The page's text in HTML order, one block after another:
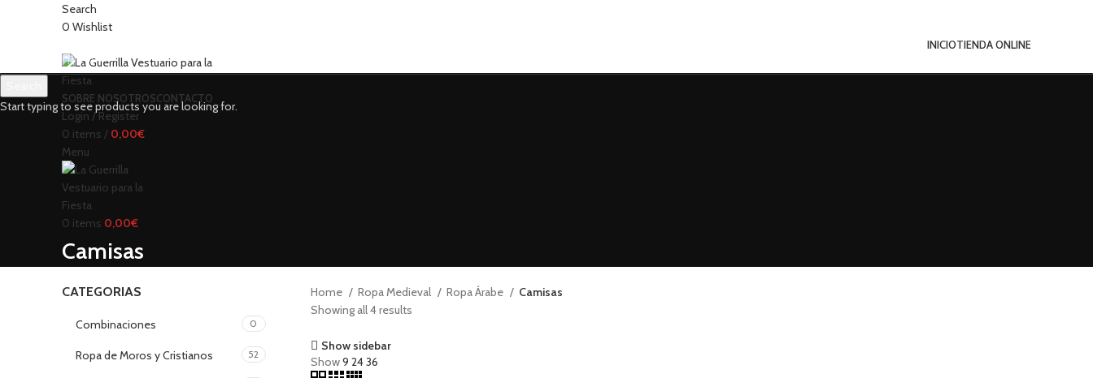
Search
0 Wishlist
INICIOTIENDA ONLINE
SOBRE NOSOTROSCONTACTO
Login / Register
0 items / 0,00€
Menu
0 items 0,00€
Camisas
CATEGORIAS
Combinaciones 0
Ropa de Moros y Cristianos 52
Home Ropa Medieval Ropa Árabe
Camisas
Showing all 4 results
Show sidebar
Show9 2436
Start typing to see products you are looking for.